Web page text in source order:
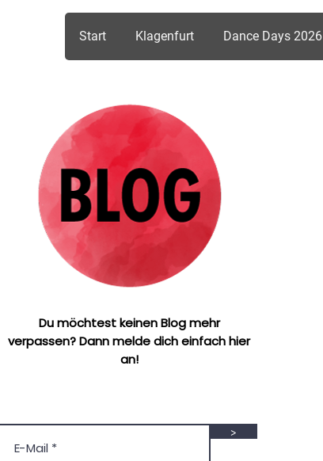
Start Klagenfurt Dance Days 2026
Du möchtest keinen Blog mehr
verpassen? Dann melde dich einfach hier
an!
>